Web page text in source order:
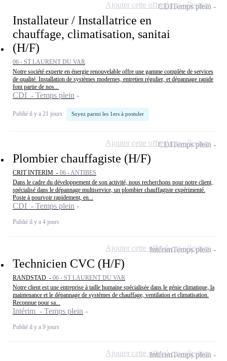
Installateur / Installatrice en
chauffage, climatisation, sanitai
(H/F)
06 - ST LAURENT DU VAR
Notre société experte en énergie renouvelable offre une gamme complète de services
de qualité. Installation de systèmes modernes, entretien régulier, et dépannage rapide
font partie de nos...
CDI - Temps plein
Publié il y a 21 jours Soyez parmi les 1ers à postuler
CDITemps plein
Ajouter cette offre à ma sélection
Plombier chauffagiste (H/F)
CRIT INTERIM - 06 - ANTIBES
Dans le cadre du développement de son activité, nous recherchons pour notre client,
spécialisé dans le dépannage multiservice, un plombier chauffagiste expérimenté.
Poste à pourvoir rapidement, en...
CDI - Temps plein
Publié il y a 4 jours
CDITemps plein
Ajouter cette offre à ma sélection
Technicien CVC (H/F)
RANDSTAD - 06 - ST LAURENT DU VAR
Notre client est une entreprise à taille humaine spécialisée dans le génie climatique, la
maintenance et le dépannage de systèmes de chauffage, ventilation et climatisation.
Reconnue pour sa...
Intérim - Temps plein
Publié il y a 9 jours
IntérimTemps plein
Ajouter cette offre à ma sélection
IntérimTemps plein
Ajouter cette offre à ma sélection